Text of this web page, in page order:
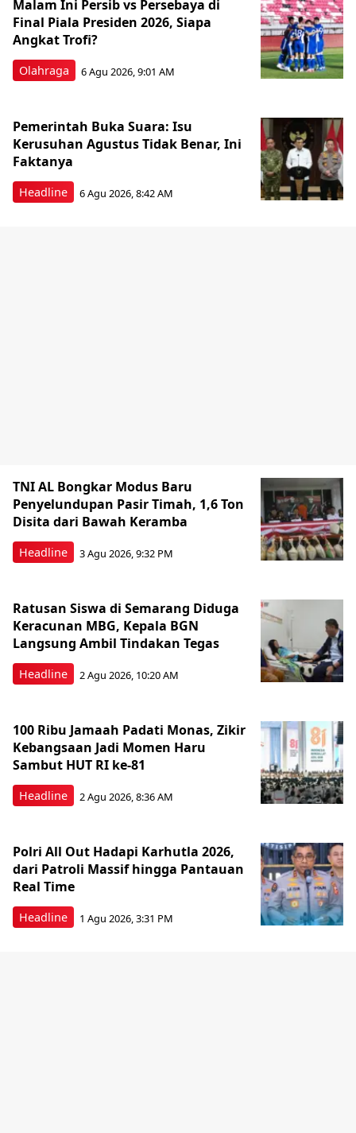
Olahraga
Malam Ini Persib vs Persebaya di
Final Piala Presiden 2026, Siapa
Angkat Trofi?
6 Agu 2026, 9:01 AM
Headline
Pemerintah Buka Suara: Isu
Kerusuhan Agustus Tidak Benar, Ini
Faktanya
6 Agu 2026, 8:42 AM
Headline
TNI AL Bongkar Modus Baru
Penyelundupan Pasir Timah, 1,6 Ton
Disita dari Bawah Keramba
3 Agu 2026, 9:32 PM
Headline
Ratusan Siswa di Semarang Diduga
Keracunan MBG, Kepala BGN
Langsung Ambil Tindakan Tegas
2 Agu 2026, 10:20 AM
Headline
100 Ribu Jamaah Padati Monas, Zikir
Kebangsaan Jadi Momen Haru
Sambut HUT RI ke-81
2 Agu 2026, 8:36 AM
Headline
Polri All Out Hadapi Karhutla 2026,
dari Patroli Massif hingga Pantauan
Real Time
1 Agu 2026, 3:31 PM